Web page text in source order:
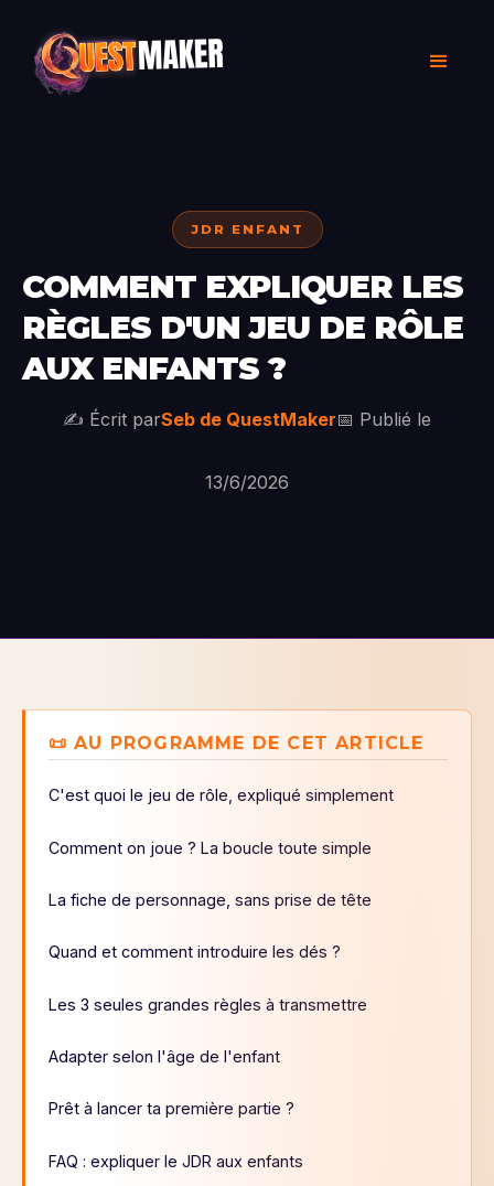
JDR ENFANT
COMMENT EXPLIQUER LES
RÈGLES D'UN JEU DE RÔLE
AUX ENFANTS ?
✍️ Écrit parSeb de QuestMaker📅 Publié le
13/6/2026
📜 AU PROGRAMME DE CET ARTICLE
C'est quoi le jeu de rôle, expliqué simplement
Comment on joue ? La boucle toute simple
La fiche de personnage, sans prise de tête
Quand et comment introduire les dés ?
Les 3 seules grandes règles à transmettre
Adapter selon l'âge de l'enfant
Prêt à lancer ta première partie ?
FAQ : expliquer le JDR aux enfants